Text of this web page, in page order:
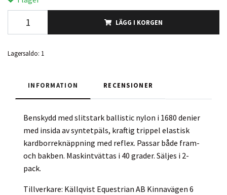
LÄGG I KORGEN
Lagersaldo: 1
INFORMATION RECENSIONER
Benskydd med slitstark ballistic nylon i 1680 denier
med insida av syntetpäls, kraftig trippel elastisk
kardborreknäppning med reflex. Passar både fram-
och bakben. Maskintvättas i 40 grader. Säljes i 2-
pack.
Tillverkare: Källqvist Equestrian AB Kinnavägen 6